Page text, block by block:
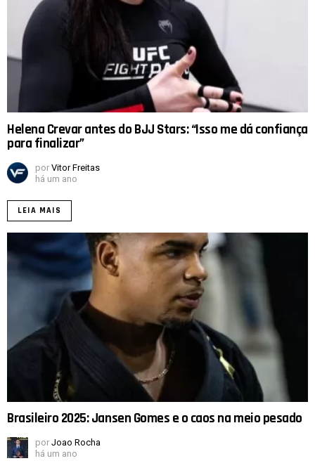
Helena Crevar antes do BJJ Stars: “Isso me dá confiança
para finalizar”
por Vitor Freitas
há um ano
LEIA MAIS
Brasileiro 2025: Jansen Gomes e o caos na meio pesado
por Joao Rocha
há um ano